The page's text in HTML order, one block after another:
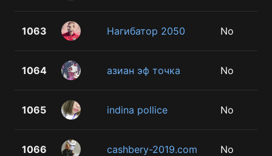
1063 Нагибатор 2050 No
1064 азиан эф точка No
1065 indina pollice No
1066 cashbery-2019.com No